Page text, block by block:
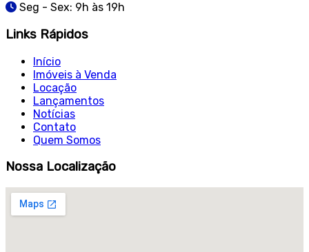
Seg - Sex: 9h às 19h
Links Rápidos
Início
Imóveis à Venda
Locação
Lançamentos
Notícias
Contato
Quem Somos
Nossa Localização